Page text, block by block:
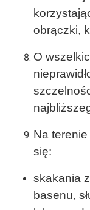
obrączki,
O
Na
się:
skakania
basenu,